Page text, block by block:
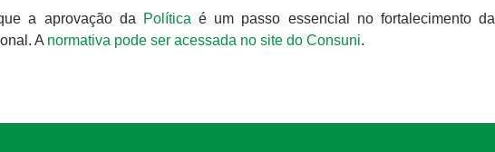
a aprovação da Política é um passo essencial no fortalecimento da
A normativa pode ser acessada no site do Consuni.